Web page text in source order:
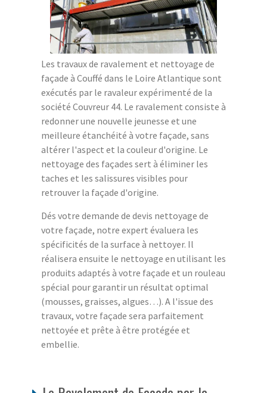
Les travaux de ravalement et nettoyage de
façade à Couffé dans le Loire Atlantique sont
exécutés par le ravaleur expérimenté de la
société Couvreur 44. Le ravalement consiste à
redonner une nouvelle jeunesse et une
meilleure étanchéité à votre façade, sans
altérer l'aspect et la couleur d'origine. Le
nettoyage des façades sert à éliminer les
taches et les salissures visibles pour
retrouver la façade d'origine.
Dés votre demande de devis nettoyage de
votre façade, notre expert évaluera les
spécificités de la surface à nettoyer. Il
réalisera ensuite le nettoyage en utilisant les
produits adaptés à votre façade et un rouleau
spécial pour garantir un résultat optimal
(mousses, graisses, algues…). A l'issue des
travaux, votre façade sera parfaitement
nettoyée et prête à être protégée et
embellie.